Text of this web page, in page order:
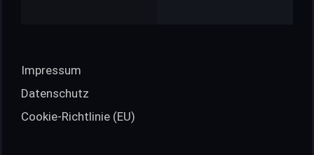
Impressum
Datenschutz
Cookie-Richtlinie (EU)